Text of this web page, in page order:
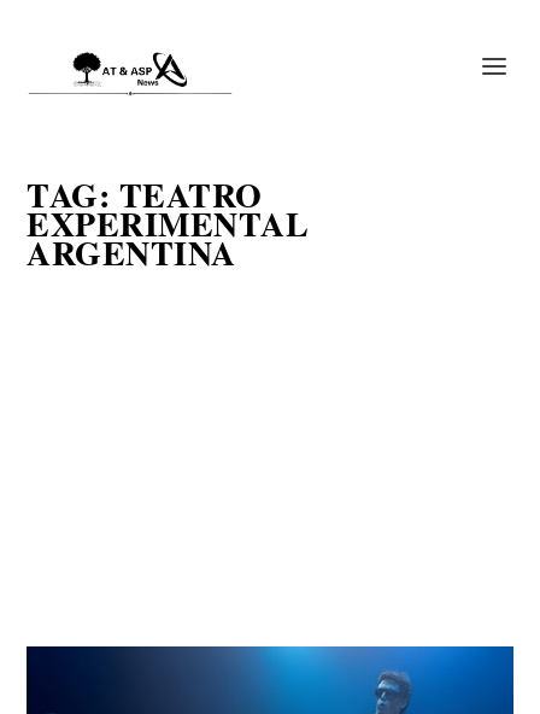
TAG: TEATRO
EXPERIMENTAL
ARGENTINA